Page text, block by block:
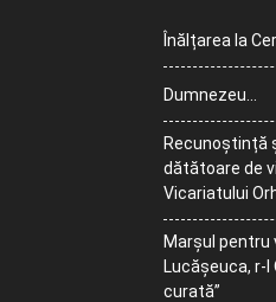
Înălțarea la
Dumnezeu…
Recunoștință
dătătoare de
Vicariatului
Marșul pentru
Lucășeuca, r-l
curată”